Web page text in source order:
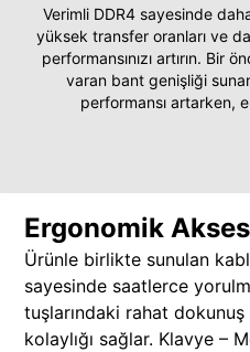
Verimli DDR4 sayesinde
yüksek transfer oranları ve
performansınızı artırın. Bir
varan bant genişliği
performansı artarken,
Ergonomik
Ürünle birlikte sunulan
sayesinde saatlerce
tuşlarındaki rahat
kolaylığı sağlar. Klavye –